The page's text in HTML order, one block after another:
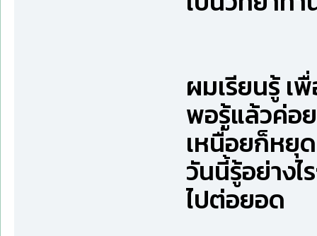
ผมเรียนรู้ เ
พอรู้แล้วค่อ
เหนื่อยก็หยุด
วันนี้รู้อย่าง
ไปต่อยอด